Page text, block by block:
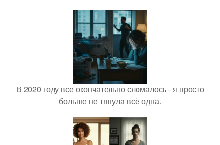
В 2020 году всё окончательно сломалось - я просто
больше не тянула всё одна.